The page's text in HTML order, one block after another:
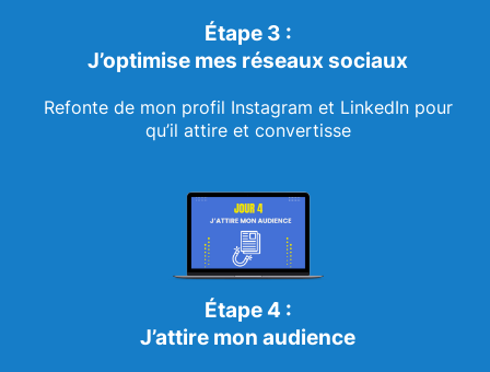
Étape 3 :
J’optimise mes réseaux sociaux
Refonte de mon profil Instagram et LinkedIn pour
qu’il attire et convertisse
Étape 4 :
J’attire mon audience